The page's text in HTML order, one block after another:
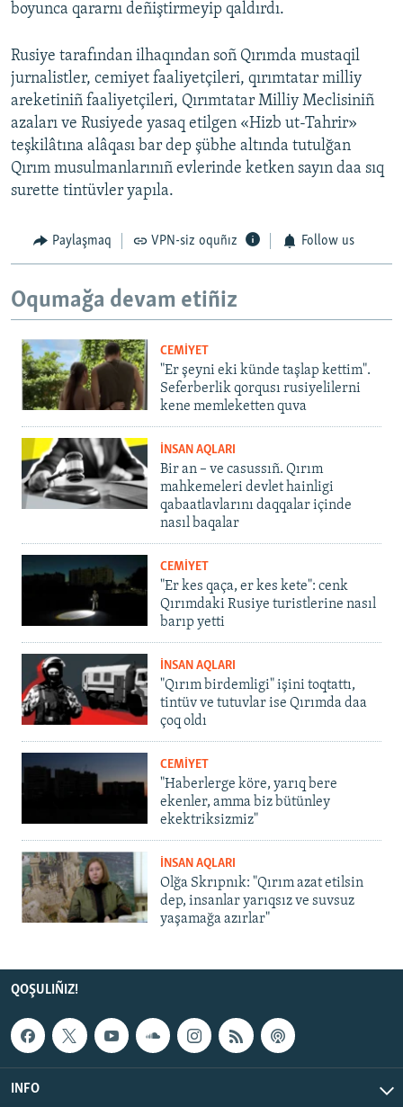
boyunca qararnı deñiştirmeyip qaldırdı.
Rusiye tarafından ilhaqından soñ Qırımda mustaqil
jurnalistler, cemiyet faaliyetçileri, qırımtatar milliy
areketiniñ faaliyetçileri, Qırımtatar Milliy Meclisiniñ
azaları ve Rusiyede yasaq etilgen «Hizb ut-Tahrir»
teşkilâtına alâqası bar dep şübhe altında tutulğan
Qırım musulmanlarınıñ evlerinde ketken sayın daa sıq
surette tintüvler yapıla.
Paylaşmaq VPN-siz oquñız Follow us
Oqumağa devam etiñiz
CEMİYET
"Er şeyni eki künde taşlap kettim".
Seferberlik qorqusı rusiyelilerni
kene memleketten quva
İNSAN AQLARI
Bir an – ve casussıñ. Qırım
mahkemeleri devlet hainligi
qabaatlavlarını daqqalar içinde
nasıl baqalar
CEMİYET
"Er kes qaça, er kes kete": cenk
Qırımdaki Rusiye turistlerine nasıl
barıp yetti
İNSAN AQLARI
"Qırım birdemligi" işini toqtattı,
tintüv ve tutuvlar ise Qırımda daa
çoq oldı
CEMİYET
"Haberlerge köre, yarıq bere
ekenler, amma biz bütünley
ekektriksizmiz"
İNSAN AQLARI
Olğa Skrıpnık: "Qırım azat etilsin
dep, insanlar yarıqsız ve suvsuz
yaşamağa azırlar"
QOŞULIÑIZ!
INFO